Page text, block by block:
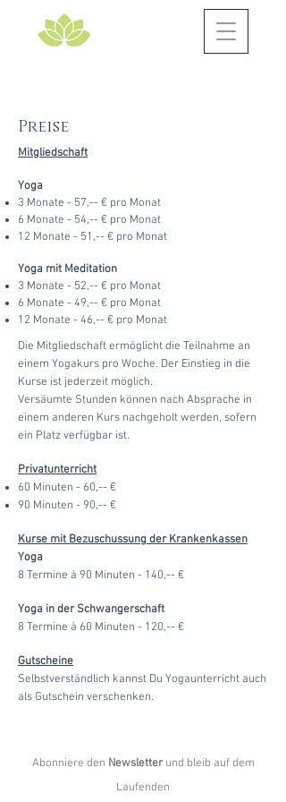
Preise
Mitgliedschaft
Yoga
3 Monate - 57,-- € pro Monat
6 Monate - 54,-- € pro Monat
12 Monate - 51,-- € pro Monat
Yoga mit Meditation
3 Monate - 52,-- € pro Monat
6 Monate - 49,-- € pro Monat
12 Monate - 46,-- € pro Monat
Die Mitgliedschaft ermöglicht die Teilnahme an
einem Yogakurs pro Woche. Der Einstieg in die
Kurse ist jederzeit möglich.
Versäumte Stunden können nach Absprache in
einem anderen Kurs nachgeholt werden, sofern
ein Platz verfügbar ist.
Privatunterricht
60 Minuten - 60,-- €
90 Minuten - 90,-- €
Kurse mit Bezuschussung der Krankenkassen
Yoga
8 Termine à 90 Minuten - 140,-- €
Yoga in der Schwangerschaft
8 Termine à 60 Minuten - 120,-- €
Gutscheine
Selbstverständlich kannst Du Yogaunterricht auch
als Gutschein verschenken.
Abonniere den Newsletterund bleib auf dem
Laufenden